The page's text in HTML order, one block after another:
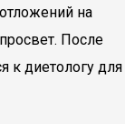
на
После
к диетологу для